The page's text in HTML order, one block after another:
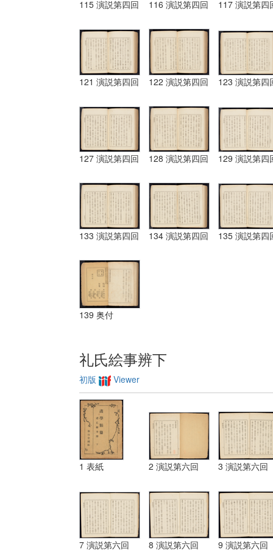
115 演説第四回 116 演説第四回 117 演説第四
121 演説第四回 122 演説第四回 123 演説第四
127 演説第四回 128 演説第四回 129 演説第四
133 演説第四回 134 演説第四回 135 演説第四
139 奥付
礼氏絵事辨下
初版 Viewer
1 表紙 2 演説第六回 3 演説第六回
7 演説第六回 8 演説第六回 9 演説第六回